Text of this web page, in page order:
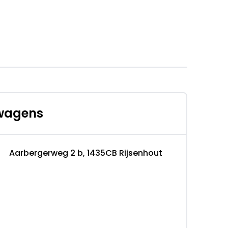
Aarbergerweg 2 b, 1435CB Rijsenhout